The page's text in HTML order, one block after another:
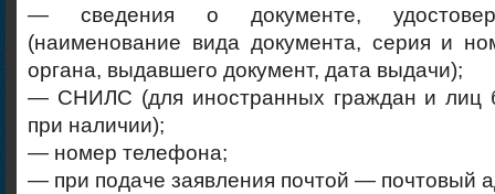
— сведения о документе,
(наименование вида документа, серия и
органа, выдавшего документ, дата выдачи);
— СНИЛС (для иностранных граждан и лиц
при наличии);
— номер телефона;
— при подаче заявления почтой — почтовый